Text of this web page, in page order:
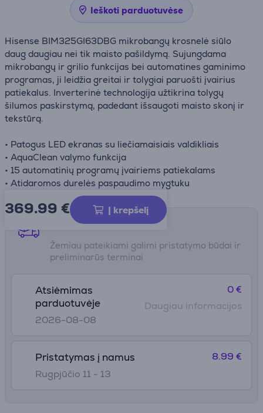
Ieškoti parduotuvėse
Hisense BIM325GI63DBG mikrobangų krosnelė siūlo
daug daugiau nei tik maisto pašildymą. Sujungdama
mikrobangų ir grilio funkcijas bei automatines gaminimo
programas, ji leidžia greitai ir tolygiai paruošti įvairius
patiekalus. Inverterinė technologija užtikrina tolygų
šilumos paskirstymą, padedant išsaugoti maisto skonį ir
tekstūrą.
• Patogus LED ekranas su liečiamaisiais valdikliais
• AquaClean valymo funkcija
• 15 automatinių programų įvairiems patiekalams
• Atidaromos durelės paspaudimo mygtuku
369.99 € Į krepšelį
Pristatymo būdai
Žemiau pateikiami galimi pristatymo būdai ir
preliminarūs terminai
Atsiėmimas
parduotuvėje
2026-08-08
0 €
Daugiau informacijos
Pristatymas į namus
Rugpjūčio 11 - 13
8.99 €